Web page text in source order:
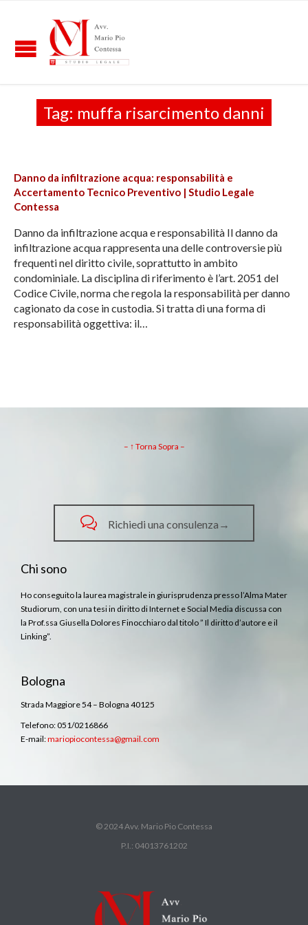
Tag: muffa risarcimento danni
Danno da infiltrazione acqua: responsabilità e
Accertamento Tecnico Preventivo | Studio Legale
Contessa
Danno da infiltrazione acqua e responsabilità Il danno da
infiltrazione acqua rappresenta una delle controversie più
frequenti nel diritto civile, soprattutto in ambito
condominiale. La disciplina di riferimento è l’art. 2051 del
Codice Civile, norma che regola la responsabilità per danno
cagionato da cose in custodia. Si tratta di una forma di
responsabilità oggettiva: il…
– ↑ Torna Sopra –
 Richiedi una consulenza→
Chi sono
Ho conseguito la laurea magistrale in giurisprudenza presso l’Alma Mater
Studiorum, con una tesi in diritto di Internet e Social Media discussa con
la Prof.ssa Giusella Dolores Finocchiaro dal titolo ” Il diritto d’autore e il
Linking”.
Bologna
Strada Maggiore 54 – Bologna 40125
Telefono: 051/0216866
E-mail:mariopiocontessa@gmail.com
© 2024 Avv. Mario Pio Contessa
P.I.: 04013761202